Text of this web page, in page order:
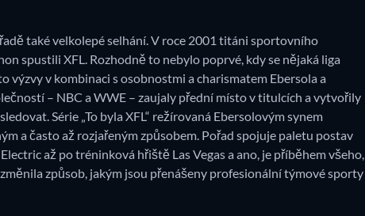
také velkolepé selhání. V roce 2001 titáni sportovního
spustili XFL. Rozhodně to nebylo poprvé, kdy se nějaká liga
výzvy v kombinaci s osobnostmi a charismatem Ebersola a
–⁠ NBC a WWE – zaujaly přední místo v titulcích a vytvořily
Série „To byla XFL“ režírovaná Ebersolovým synem
a často až rozjařeným způsobem. Pořad spojuje paletu postav
až po tréninková hřiště Las Vegas a ano, je příběhem všeho,
způsob, jakým jsou přenášeny profesionální týmové sporty